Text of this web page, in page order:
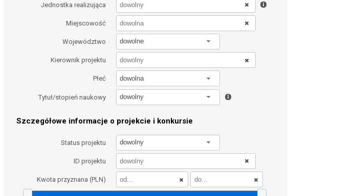
Jednostka realizująca
Miejscowość
Województwo dowolne
Kierownik projektu
Płeć dowolna
Tytuł/stopień naukowy dowolny
Szczegółowe informacje o projekcie i konkursie
Status projektu dowolny
ID projektu
Kwota przyznana (PLN)